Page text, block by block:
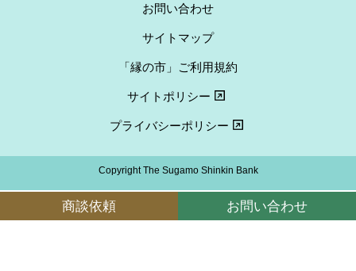
商談依頼 お問い合わせ
お問い合わせ
サイトマップ
「縁の市」ご利用規約
サイトポリシー
プライバシーポリシー
Copyright The Sugamo Shinkin Bank